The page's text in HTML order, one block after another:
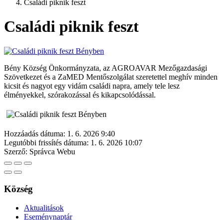
Családi piknik feszt
Családi piknik feszt
Bény Község Önkormányzata, az AGROAVAR Mezőgazdasági
Szövetkezet és a ZaMED Mentőszolgálat szeretettel meghív minden
kicsit és nagyot egy vidám családi napra, amely tele lesz
élményekkel, szórakozással és kikapcsolódással.
Hozzáadás dátuma: 1. 6. 2026 9:40
Legutóbbi frissítés dátuma: 1. 6. 2026 10:07
Szerző: Správca Webu
Község
Aktualitások
Eseménynaptár